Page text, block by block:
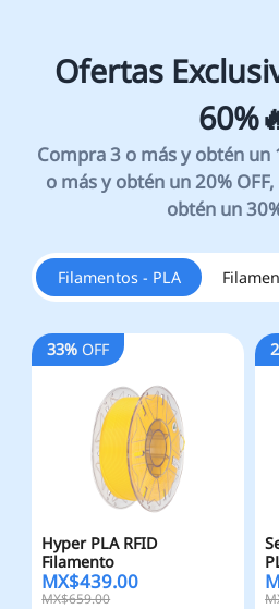
Filamentos - PLA
33% OFF
Hyper PLA RFID
Filamento
MX$439.00
MX$659.00